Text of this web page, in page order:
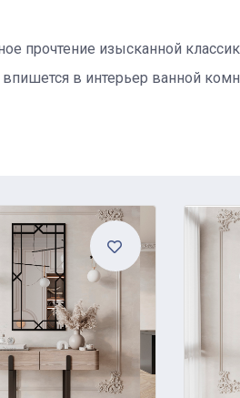
прочтение изысканной
в интерьер ванной